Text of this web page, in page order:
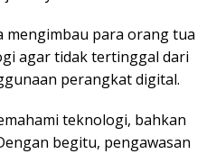
mengimbau para orang tua
agar tidak tertinggal dari
perangkat digital.
teknologi, bahkan
begitu, pengawasan